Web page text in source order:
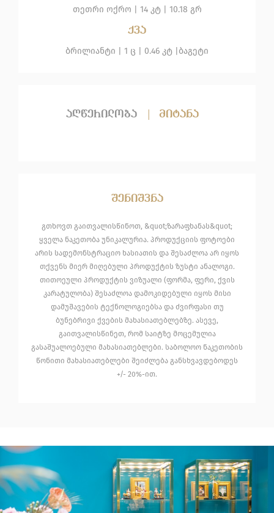
თეთრი ოქრო 14 კტ | 10.18 გრ
ქვა
ბრილიანტი | 1 ც | 0.46 კტ | ბაგეტი
აღწერილობა მიტანა
შენიშვნა
გთხოვთ გაითვალისწინოთ, &quot;ზარაფხანას&quot;
ყველა ნაკეთობა უნიკალურია. პროდუქციის ფოტოები
არის სადემონსტრაციო ხასიათის და შესაძლოა არ იყოს
თქვენს მიერ მიღებული პროდუქტის ზუსტი ანალოგი.
თითოეული პროდუქტის ვიზუალი (ფორმა, ფერი, ქვის
კარატულობა) შესაძლოა დამოკიდებული იყოს მისი
დამუშავების ტექნოლოგიებსა და ძვირფასი თუ
ბუნებრივი ქვების მახასიათებლებზე. ასევე,
გაითვალისწინეთ, რომ საიტზე მოცემულია
გასაშუალოებული მახასიათებლები. საბოლოო ნაკეთობის
წონითი მახასიათებლები შეიძლება განსხვავდებოდეს
+/- 20%-ით.